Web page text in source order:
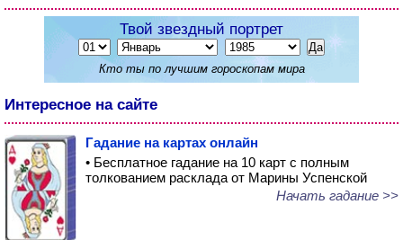
Твой звездный портрет
Кто ты по лучшим гороскопам мира
Интересное на сайте
Гадание на картах онлайн
• Бесплатное гадание на 10 карт с полным
толкованием расклада от Марины Успенской
Начать гадание >>